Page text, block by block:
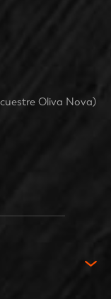
Oliva Nova)